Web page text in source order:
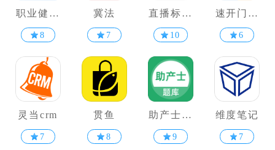
职业健康
培训
8
冀法
7
直播标注
器
10
速开门管
理端
6
灵当crm
7
贯鱼
8
助产士题
库
9
维度笔记
7